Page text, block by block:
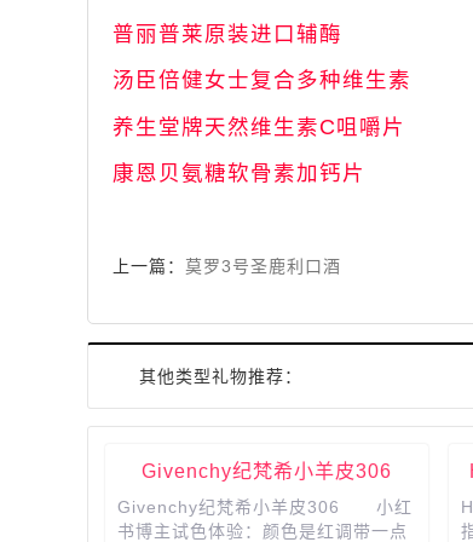
普丽普莱原装进口辅酶
汤臣倍健女士复合多种维生素
养生堂牌天然维生素C咀嚼片
康恩贝氨糖软骨素加钙片
上一篇： 莫罗3号圣鹿利口酒
其他类型礼物推荐：
Givenchy纪梵希小羊皮306
Givenchy纪梵希小羊皮306 小红
书博主试色体验：颜色是红调带一点